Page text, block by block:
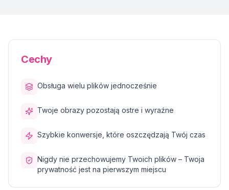
Cechy
Obsługa wielu plików jednocześnie
Twoje obrazy pozostają ostre i wyraźne
Szybkie konwersje, które oszczędzają Twój czas
Nigdy nie przechowujemy Twoich plików – Twoja
prywatność jest na pierwszym miejscu